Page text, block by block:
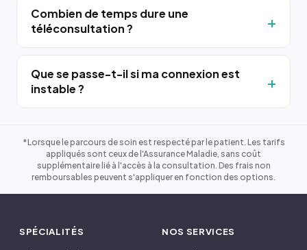
Combien de temps dure une
téléconsultation ?
Que se passe-t-il si ma connexion est
instable ?
*Lorsque le parcours de soin est respecté par le patient. Les tarifs
appliqués sont ceux de l'Assurance Maladie, sans coût
supplémentaire lié à l'accès à la consultation. Des frais non
remboursables peuvent s'appliquer en fonction des options.
SPÉCIALITÉS NOS SERVICES